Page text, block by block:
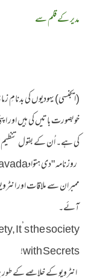
مدیر کے قلم سے
(ایجنسی) یہودیوں کی
خوبصورت باتیں کی ہیں اور
کی ہے۔ اُن کے بقول تنظیم
ممبران سے ملاقات اور
آئے۔
It’s the society
with Secrets!
انٹرویو کے خلاصے کے